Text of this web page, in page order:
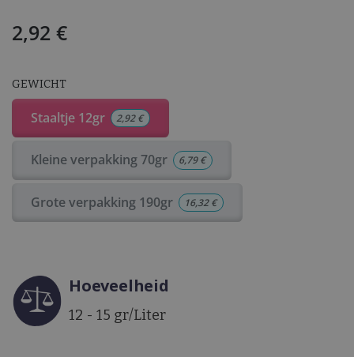
2,92 €
GEWICHT
Staaltje 12gr 2,92€
Kleine verpakking 70gr 6,79€
Grote verpakking 190gr 16,32€
Hoeveelheid
12 - 15 gr/Liter